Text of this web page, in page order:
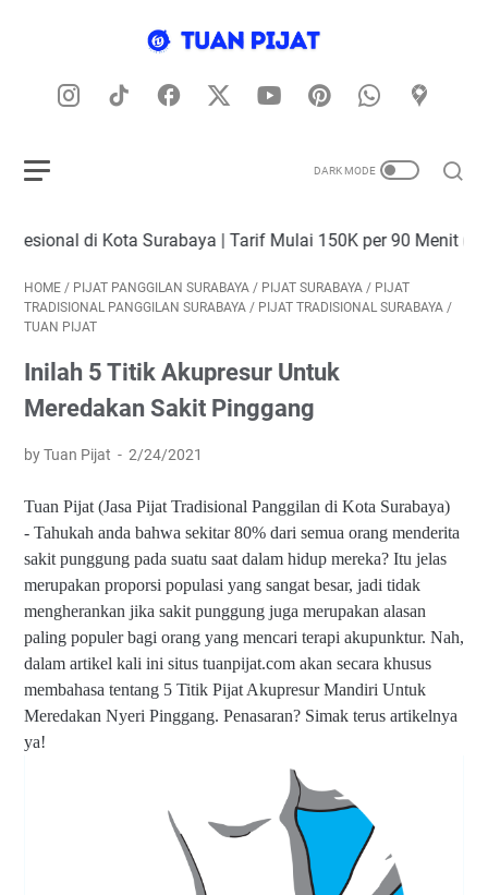
Surabaya | Tarif Mulai 150K per 90 Menit (Include
HOME / PIJAT PANGGILAN SURABAYA / PIJAT SURABAYA / PIJAT
TRADISIONAL PANGGILAN SURABAYA / PIJAT TRADISIONAL SURABAYA /
TUAN PIJAT
Inilah 5 Titik Akupresur Untuk
Meredakan Sakit Pinggang
by Tuan Pijat 2/24/2021
Tuan Pijat (Jasa Pijat Tradisional Panggilan di Kota Surabaya)
- Tahukah anda bahwa sekitar 80% dari semua orang menderita
sakit punggung pada suatu saat dalam hidup mereka? Itu jelas
merupakan proporsi populasi yang sangat besar, jadi tidak
mengherankan jika sakit punggung juga merupakan alasan
paling populer bagi orang yang mencari terapi akupunktur. Nah,
dalam artikel kali ini situs tuanpijat.com akan secara khusus
membahasa tentang 5 Titik Pijat Akupresur Mandiri Untuk
Meredakan Nyeri Pinggang. Penasaran? Simak terus artikelnya
ya!